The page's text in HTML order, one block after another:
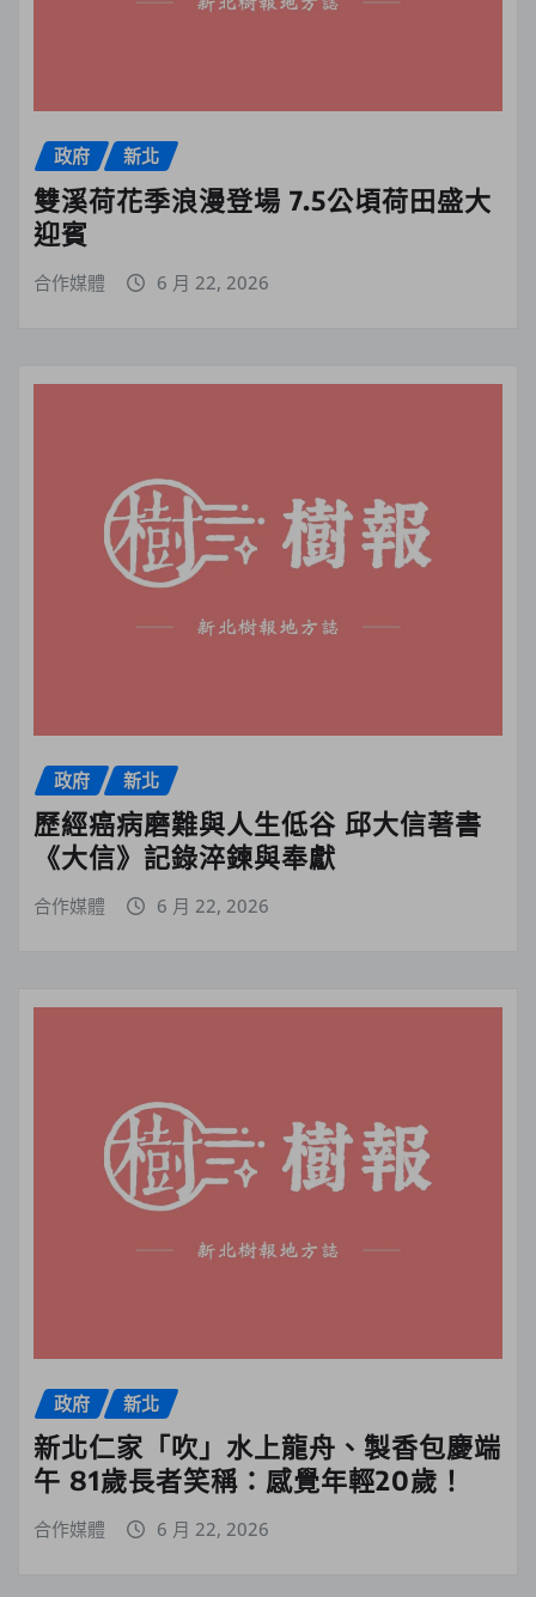
政府 新北
雙溪荷花季浪漫登場 7.5公頃荷田盛大
迎賓
合作媒體 6 月 22, 2026
政府 新北
歷經癌病磨難與人生低谷 邱大信著書
《大信》記錄淬鍊與奉獻
合作媒體 6 月 22, 2026
政府 新北
新北仁家「吹」水上龍舟、製香包慶端
午 81歲長者笑稱：感覺年輕20歲！
合作媒體 6 月 22, 2026